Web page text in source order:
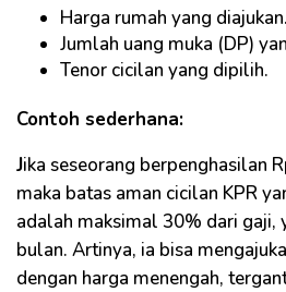
Harga rumah yang diajukan.
Jumlah uang muka (DP)
Tenor cicilan yang dipilih.
Contoh sederhana:
Jika seseorang berpenghasilan
maka batas aman cicilan KPR
adalah maksimal 30% dari gaji,
bulan. Artinya, ia bisa
dengan harga menengah,